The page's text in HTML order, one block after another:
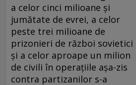
a celor cinci milioane şi
jumătate de evrei, a celor
peste trei milioane de
prizonieri de război sovietici
şi a celor aproape un milion
de civili în operaţiile aşa-zis
contra partizanilor s-a